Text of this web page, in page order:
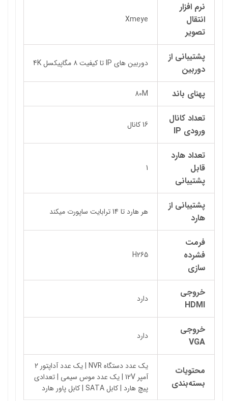
نرم افزار
انتقال
تصویر
Xmeye
پشتیبانی از
دوربین
دوربین های IP تا کیفیت ۸ مگاپیکسل 4K
پهنای باند 80M
تعداد کانال
ورودی IP
16 کانال
تعداد هارد
قابل
پشتیبانی
1
پشتیبانی از
هارد
هر هارد تا 14 ترابایت ساپورت میکند
فرمت
فشرده
سازی
H265
خروجی
HDMI
دارد
خروجی
VGA
دارد
محتویات
بسته‌بندی
یک عدد دستگاه NVR | یک عدد آداپتور 2
آمپر 12V | یک عدد موس سیمی | تعدادی
پیچ هارد | کابل SATA | کابل پاور هارد